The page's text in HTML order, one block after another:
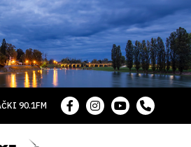
90.1FM